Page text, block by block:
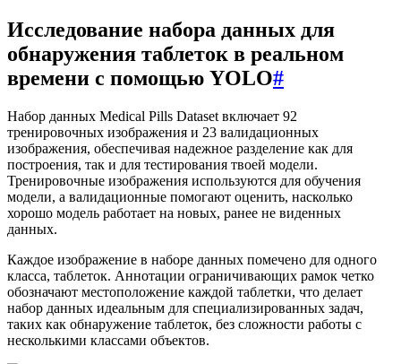
Исследование набора данных для
обнаружения таблеток в реальном
времени с помощью YOLO#
Набор данных Medical Pills Dataset включает 92
тренировочных изображения и 23 валидационных
изображения, обеспечивая надежное разделение как для
построения, так и для тестирования твоей модели.
Тренировочные изображения используются для обучения
модели, а валидационные помогают оценить, насколько
хорошо модель работает на новых, ранее не виденных
данных.
Каждое изображение в наборе данных помечено для одного
класса, таблеток. Аннотации ограничивающих рамок четко
обозначают местоположение каждой таблетки, что делает
набор данных идеальным для специализированных задач,
таких как обнаружение таблеток, без сложности работы с
несколькими классами объектов.